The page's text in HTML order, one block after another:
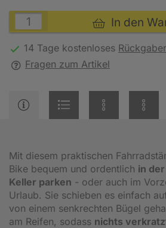
In den
14 Tage kostenloses
Fragen zum Artikel
Mit diesem praktischen
Bike bequem und ordentlich in
Keller parken - oder auch im
Urlaub. Sie schieben es einfach
von einem senkrechten Bügel
am Reifen, sodass nichts